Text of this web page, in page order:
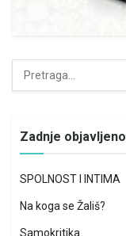
Zadnje objavljeno
SPOLNOST I INTIMA
Na koga se Žališ?
Samokritika